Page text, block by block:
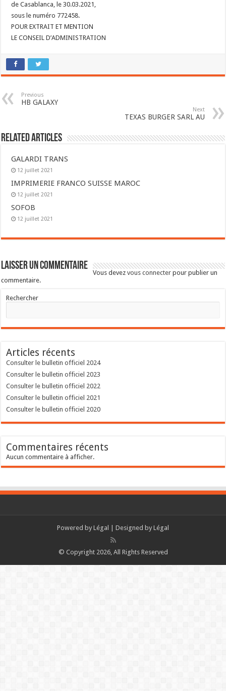
de Casablanca, le 30.03.2021,
sous le numéro 772458.
POUR EXTRAIT ET MENTION
LE CONSEIL D’ADMINISTRATION
Previous
HB GALAXY
Next
TEXAS BURGER SARL AU
Related Articles
GALARDI TRANS
12 juillet 2021
IMPRIMERIE FRANCO SUISSE MAROC
12 juillet 2021
SOFOB
12 juillet 2021
Laisser un commentaire
Vous devezvous connecter pour publier un
commentaire.
Rechercher
Articles récents
Consulter le bulletin officiel 2024
Consulter le bulletin officiel 2023
Consulter le bulletin officiel 2022
Consulter le bulletin officiel 2021
Consulter le bulletin officiel 2020
Commentaires récents
Aucun commentaire à afficher.
Powered by Légal | Designed by Légal
© Copyright 2026, All Rights Reserved